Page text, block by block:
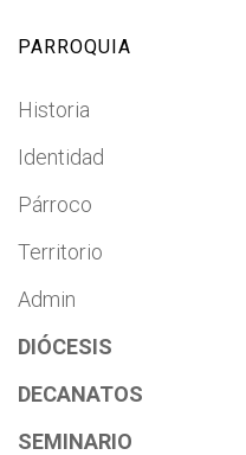
PARROQUIA
Historia
Identidad
Párroco
Territorio
Admin
DIÓCESIS
DECANATOS
SEMINARIO